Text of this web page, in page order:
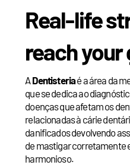
Real-life
reach your
A Dentisteriaé a área da
que se dedica ao
doenças que afetam os
relacionadas à cárie
danificados devolvendo
de mastigar corretamente
harmonioso.